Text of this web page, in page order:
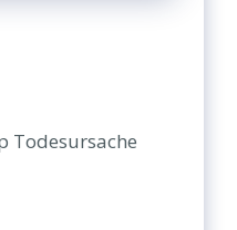
Todesursache